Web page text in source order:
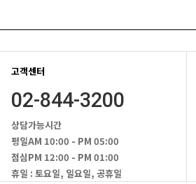
고객센터
02-844-3200
상담가능시간
평일AM 10:00 - PM 05:00
점심PM 12:00 - PM 01:00
휴일 : 토요일, 일요일, 공휴일